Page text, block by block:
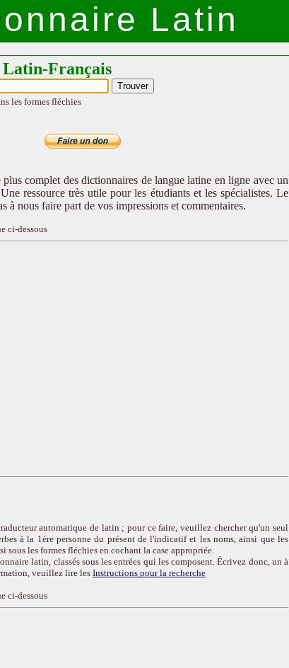
Latin
Français
les formes fléchies
complet des dictionnaires de langue latine en ligne avec un
ressource très utile pour les étudiants et les spécialistes. Le
à nous faire part de vos impressions et commentaires.
ci-dessous
automatique de latin ; pour ce faire, veuillez chercher qu'un seul
à la 1ère personne du présent de l'indicatif et les noms, ainsi que les
les formes fléchies en cochant la case appropriée.
latin, classés sous les entrées qui les composent. Écrivez donc, un à
veuillez lire lesInstructions pour la recherche
ci-dessous